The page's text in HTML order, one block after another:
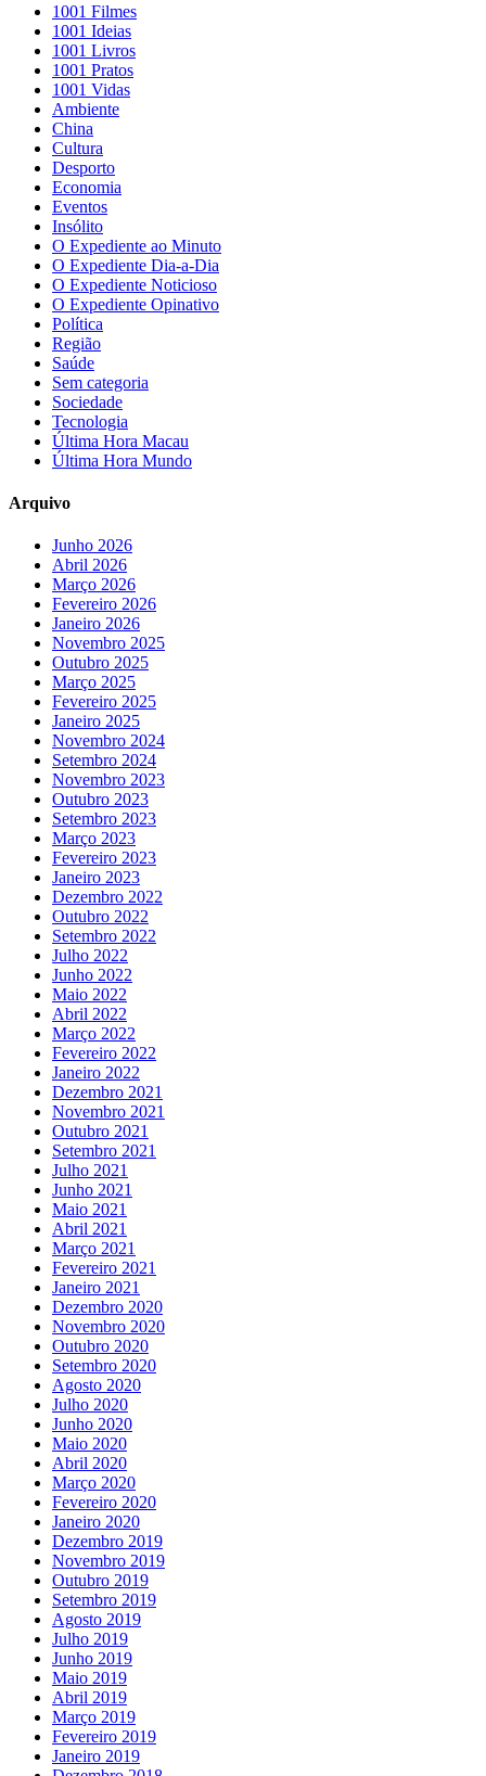
1001 Filmes
1001 Ideias
1001 Livros
1001 Pratos
1001 Vidas
Ambiente
China
Cultura
Desporto
Economia
Eventos
Insólito
O Expediente ao Minuto
O Expediente Dia-a-Dia
O Expediente Noticioso
O Expediente Opinativo
Política
Região
Saúde
Sem categoria
Sociedade
Tecnologia
Última Hora Macau
Última Hora Mundo
Arquivo
Junho 2026
Abril 2026
Março 2026
Fevereiro 2026
Janeiro 2026
Novembro 2025
Outubro 2025
Março 2025
Fevereiro 2025
Janeiro 2025
Novembro 2024
Setembro 2024
Novembro 2023
Outubro 2023
Setembro 2023
Março 2023
Fevereiro 2023
Janeiro 2023
Dezembro 2022
Outubro 2022
Setembro 2022
Julho 2022
Junho 2022
Maio 2022
Abril 2022
Março 2022
Fevereiro 2022
Janeiro 2022
Dezembro 2021
Novembro 2021
Outubro 2021
Setembro 2021
Julho 2021
Junho 2021
Maio 2021
Abril 2021
Março 2021
Fevereiro 2021
Janeiro 2021
Dezembro 2020
Novembro 2020
Outubro 2020
Setembro 2020
Agosto 2020
Julho 2020
Junho 2020
Maio 2020
Abril 2020
Março 2020
Fevereiro 2020
Janeiro 2020
Dezembro 2019
Novembro 2019
Outubro 2019
Setembro 2019
Agosto 2019
Julho 2019
Junho 2019
Maio 2019
Abril 2019
Março 2019
Fevereiro 2019
Janeiro 2019